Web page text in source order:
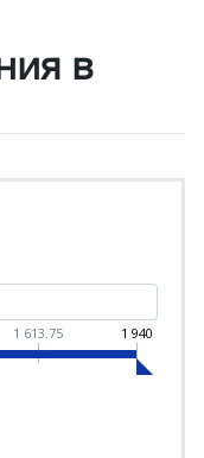
в
1 613.75 1 940